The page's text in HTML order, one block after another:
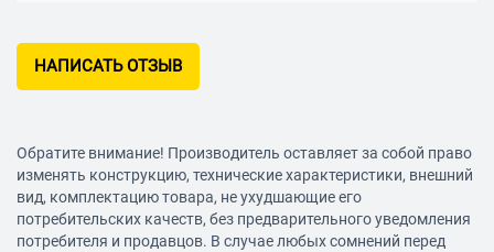
НАПИСАТЬ ОТЗЫВ
Обратите внимание! Производитель оставляет за собой право
изменять конструкцию, технические характеристики, внешний
вид, комплектацию товара, не ухудшающие его
потребительских качеств, без предварительного уведомления
потребителя и продавцов. В случае любых сомнений перед